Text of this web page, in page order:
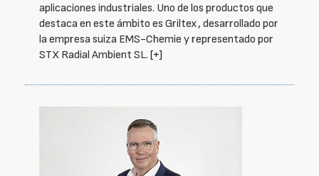
aplicaciones industriales. Uno de los productos que
destaca en este ámbito es Griltex, desarrollado por
la empresa suiza EMS-Chemie y representado por
STX Radial Ambient SL. [+]